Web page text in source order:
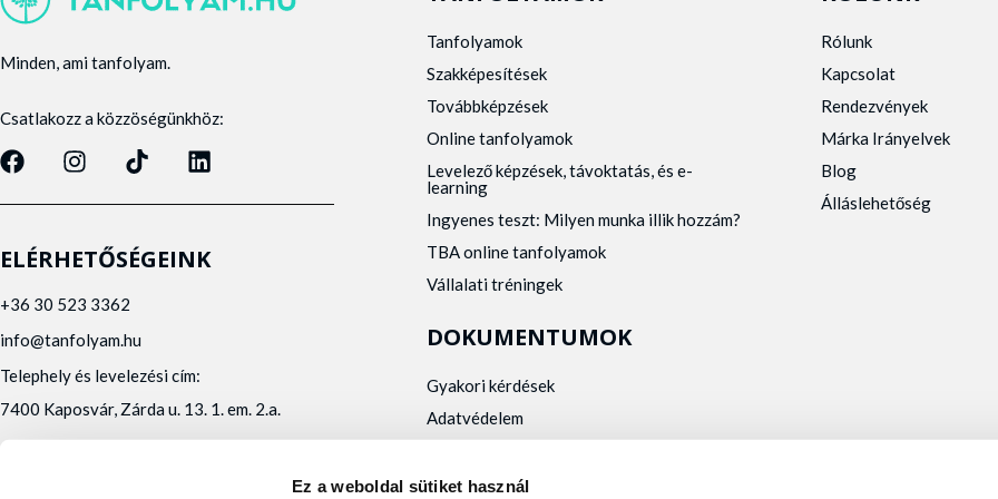
Ez a weboldal sütiket használ
Minden, ami tanfolyam.
Csatlakozz a közzöségünkhöz:
ELÉRHETŐSÉGEINK
+36 30 523 3362
info@tanfolyam.hu
Telephely és levelezési cím:
7400 Kaposvár, Zárda u. 13. 1. em. 2.a.
Tanfolyamok
Szakképesítések
Továbbképzések
Online tanfolyamok
Levelező képzések, távoktatás, és e-
learning
Ingyenes teszt: Milyen munka illik hozzám?
TBA online tanfolyamok
Vállalati tréningek
DOKUMENTUMOK
Gyakori kérdések
Adatvédelem
Orvosi alkalmassági
Rólunk
Kapcsolat
Rendezvények
Márka Irányelvek
Blog
Álláslehetőség